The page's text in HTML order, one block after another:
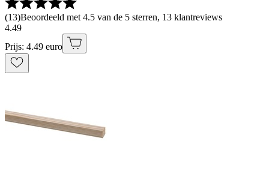
(13)Beoordeeld met 4.5 van de 5 sterren, 13 klantreviews
4.49
Prijs: 4.49 euro